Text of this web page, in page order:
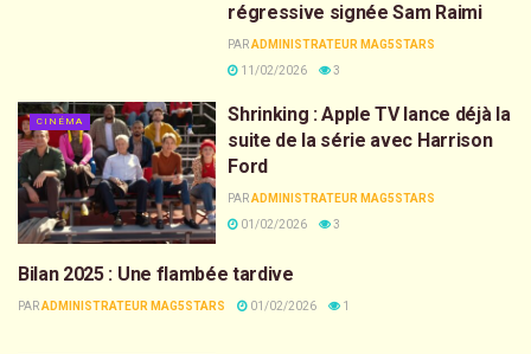
régressive signée Sam Raimi
PARADMINISTRATEUR MAG5STARS
11/02/2026
3
CINÉMA
Shrinking : Apple TV lance déjà la
suite de la série avec Harrison
Ford
PARADMINISTRATEUR MAG5STARS
01/02/2026
3
CINÉMA
Bilan 2025 : Une flambée tardive
PARADMINISTRATEUR MAG5STARS 01/02/2026 1